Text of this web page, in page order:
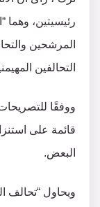
رئيسيتين، وهما
المرشحين
التحالفين
ووفقًا
قائمة على
البعض.
ويحاول “تحالف